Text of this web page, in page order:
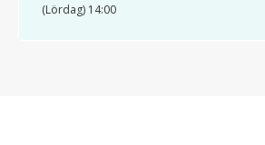
(Lördag) 14:00